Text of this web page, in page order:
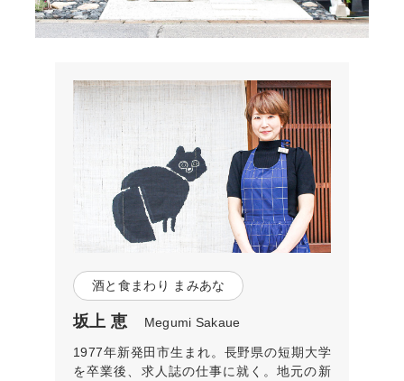
酒と食まわり まみあな
坂上 恵 Megumi Sakaue
1977年新発田市生まれ。長野県の短期大学
を卒業後、求人誌の仕事に就く。地元の新